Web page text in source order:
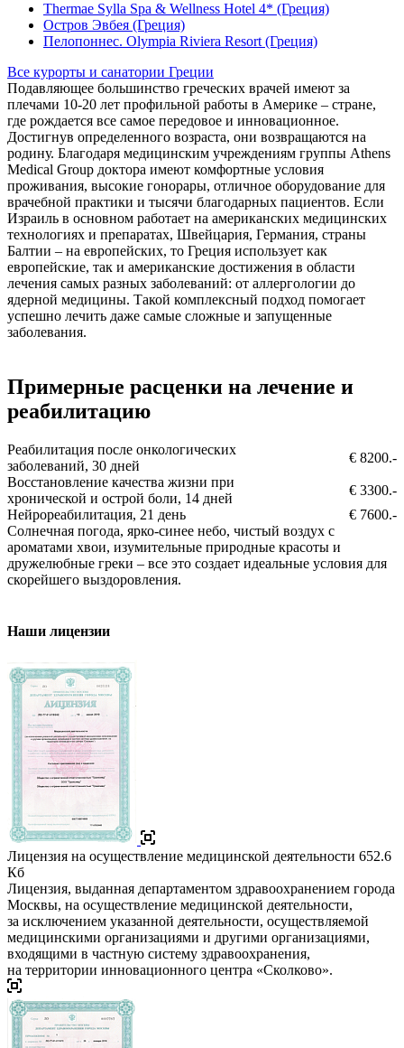
Thermae Sylla Spa & Wellness Hotel 4* (Греция)
Остров Эвбея (Греция)
Пелопоннес. Olympia Riviera Resort (Греция)
Все курорты и санатории Греции
Подавляющее большинство греческих врачей имеют за
плечами 10-20 лет профильной работы в Америке – стране,
где рождается все самое передовое и инновационное.
Достигнув определенного возраста, они возвращаются на
родину. Благодаря медицинским учреждениям группы Athens
Medical Group доктора имеют комфортные условия
проживания, высокие гонорары, отличное оборудование для
врачебной практики и тысячи благодарных пациентов. Если
Израиль в основном работает на американских медицинских
технологиях и препаратах, Швейцария, Германия, страны
Балтии – на европейских, то Греция использует как
европейские, так и американские достижения в области
лечения самых разных заболеваний: от аллергологии до
ядерной медицины. Такой комплексный подход помогает
успешно лечить даже самые сложные и запущенные
заболевания.
Примерные расценки на лечение и
реабилитацию
Реабилитация после онкологических
заболеваний, 30 дней
€ 8200.-
Восстановление качества жизни при
хронической и острой боли, 14 дней
€ 3300.-
Нейрореабилитация, 21 день
€ 7600.-
Солнечная погода, ярко-синее небо, чистый воздух с
ароматами хвои, изумительные природные красоты и
дружелюбные греки – все это создает идеальные условия для
скорейшего выздоровления.
Наши лицензии
Лицензия на осуществление медицинской деятельности 652.6
Кб
Лицензия, выданная департаментом здравоохранением города
Москвы, на осуществление медицинской деятельности,
за исключением указанной деятельности, осуществляемой
медицинскими организациями и другими организациями,
входящими в частную систему здравоохранения,
на территории инновационного центра «Сколково».